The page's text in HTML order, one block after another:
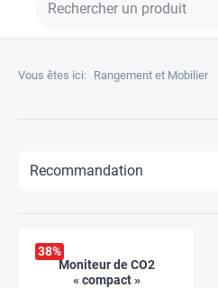
Vous êtes ici: Rangement et Mobilier
38%
Moniteur de CO2
« compact »